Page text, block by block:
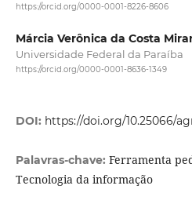
https://orcid.org/0000-0001-8226-8606
Márcia Verônica da Costa
Universidade Federal da Paraíba
https://orcid.org/0000-0001-8636-1349
DOI: https://doi.org/10.25066/
Palavras-chave: Ferramenta
Tecnologia da informação